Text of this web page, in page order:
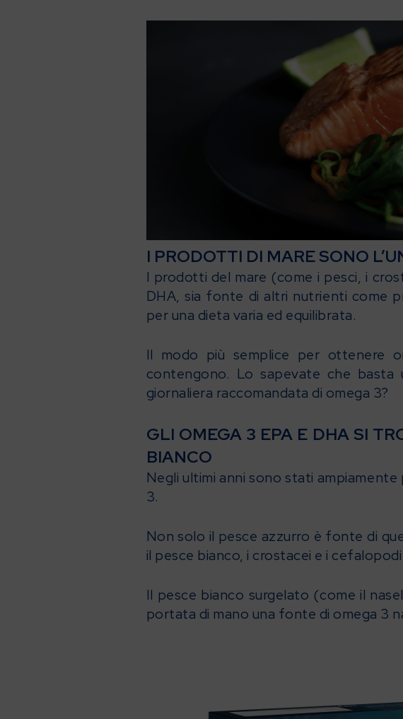
I PRODOTTI DI MARE SONO
I prodotti del mare (come i pesci, i
DHA, sia fonte di altri nutrienti come
per una dieta varia ed equilibrata.
Il modo più semplice per ottenere
contengono. Lo sapevate che
giornaliera raccomandata di omega 3?
GLI OMEGA 3 EPA E DHA SI
BIANCO
Negli ultimi anni sono stati
3.
Non solo il pesce azzurro è fonte di
il pesce bianco, i crostacei e i
Il pesce bianco surgelato (come il
portata di mano una fonte di omega 3